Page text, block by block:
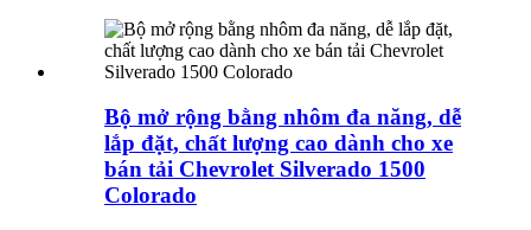
Bộ mở rộng bằng nhôm đa ​​năng, dễ
lắp đặt, chất lượng cao dành cho xe
bán tải Chevrolet Silverado 1500
Colorado